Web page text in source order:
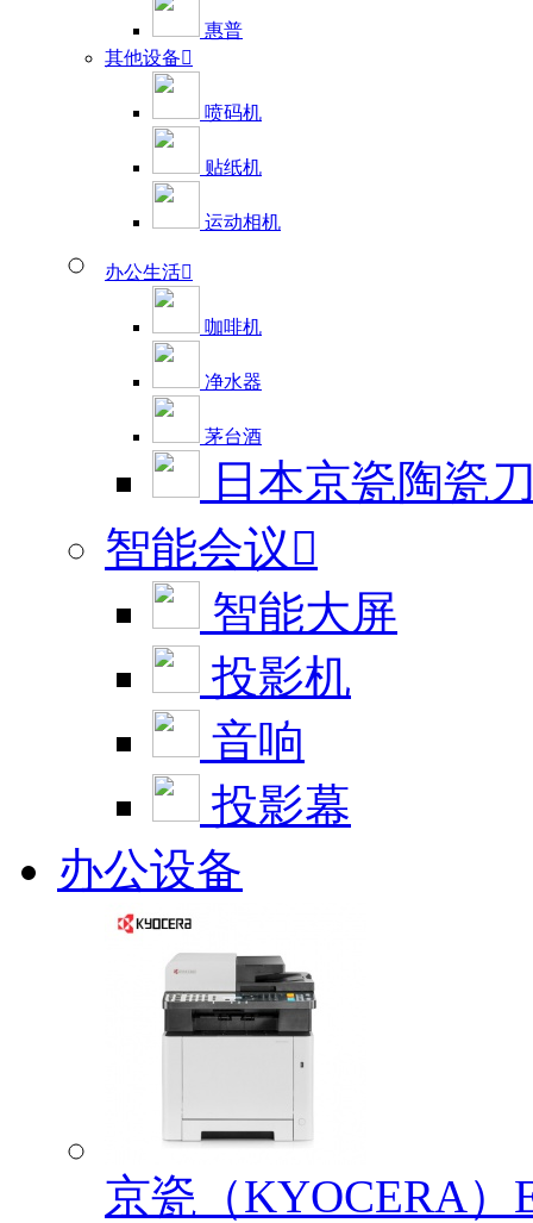
惠普
其他设备
喷码机
贴纸机
运动相机
办公生活
咖啡机
净水器
茅台酒
日本京瓷陶瓷
智能会议
智能大屏
投影机
音响
投影幕
办公设备
京瓷（KYOCERA）